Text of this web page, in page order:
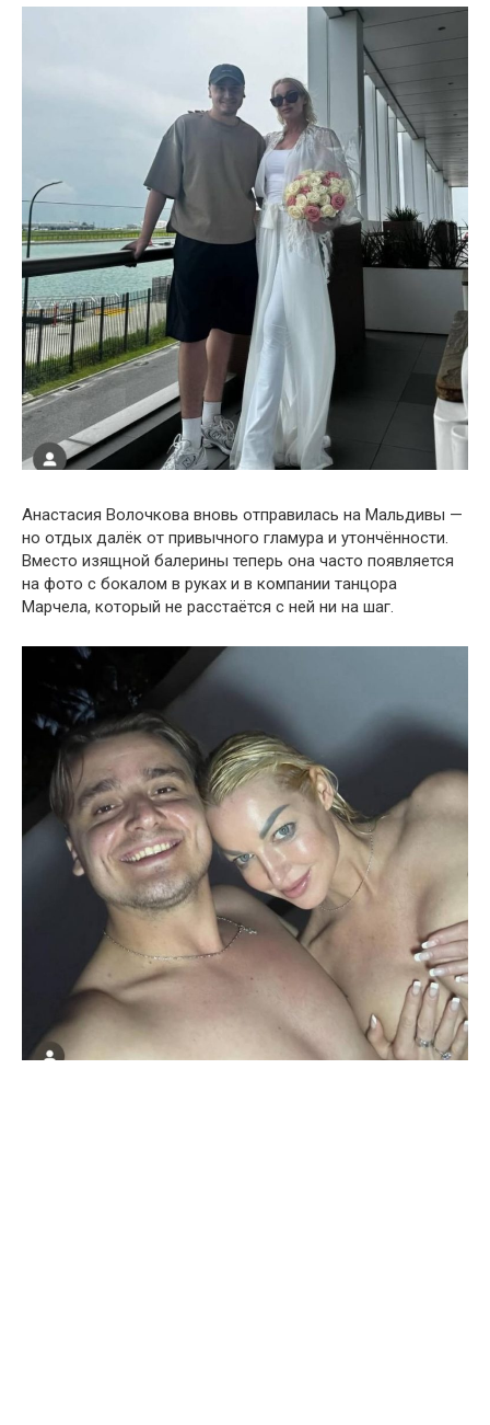
Анастасия Волочкова вновь отправилась на Мальдивы —
но отдых далёк от привычного гламура и утончённости.
Вместо изящной балерины теперь она часто появляется
на фото с бокалом в руках и в компании танцора
Марчела, который не расстаётся с ней ни на шаг.